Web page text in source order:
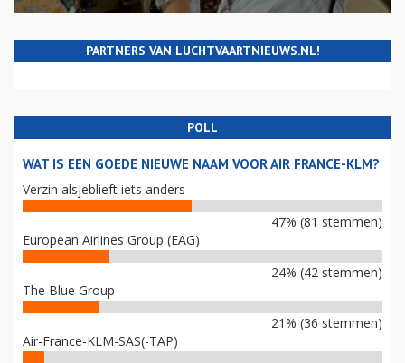
PARTNERS VAN LUCHTVAARTNIEUWS.NL!
POLL
WAT IS EEN GOEDE NIEUWE NAAM VOOR AIR FRANCE-KLM?
Verzin alsjeblieft iets anders
47% (81 stemmen)
European Airlines Group (EAG)
24% (42 stemmen)
The Blue Group
21% (36 stemmen)
Air-France-KLM-SAS(-TAP)